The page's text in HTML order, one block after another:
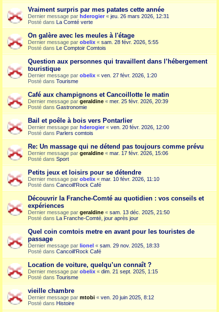
Vraiment surpris par mes patates cette année
Dernier message par hderogier « jeu. 26 mars 2026, 12:31
Posté dans La Comté verte
On galère avec les meules à l'étage
Dernier message par obelix « sam. 28 févr. 2026, 5:55
Posté dans Le Comptoir Comtois
Question aux personnes qui travaillent dans l’hébergement
touristique
Dernier message par obelix « ven. 27 févr. 2026, 1:20
Posté dans Tourisme
Café aux champignons et Cancoillotte le matin
Dernier message par geraldine « mer. 25 févr. 2026, 20:39
Posté dans Gastronomie
Bail et poêle à bois vers Pontarlier
Dernier message par hderogier « ven. 20 févr. 2026, 12:00
Posté dans Parlers comtois
Re: Un massage qui ne détend pas toujours comme prévu
Dernier message par geraldine « mar. 17 févr. 2026, 15:06
Posté dans Sport
Petits jeux et loisirs pour se détendre
Dernier message par obelix « mar. 10 févr. 2026, 11:10
Posté dans Cancoill'Rock Café
Découvrir la Franche-Comté au quotidien : vos conseils et
expériences
Dernier message par geraldine « sam. 13 déc. 2025, 21:50
Posté dans La Franche-Comté, jour après jour
Quel coin comtois metre en avant pour les touristes de
passage
Dernier message par lionel « sam. 29 nov. 2025, 18:33
Posté dans Cancoill'Rock Café
Location de voiture, quelqu’un connaît ?
Dernier message par obelix « dim. 21 sept. 2025, 1:15
Posté dans Tourisme
vieille chambre
Dernier message par mtobi « ven. 20 juin 2025, 8:12
Posté dans Histoire